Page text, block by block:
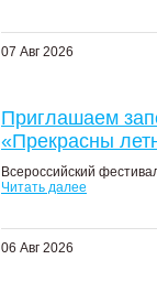
07 Авг 2026
Приглашаем
«Прекрасны
Всероссийский
Читать далее
06 Авг 2026